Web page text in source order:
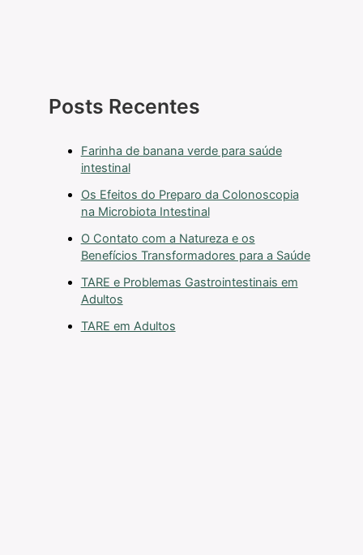
Posts Recentes
Farinha de banana verde para saúde
intestinal
Os Efeitos do Preparo da Colonoscopia
na Microbiota Intestinal
O Contato com a Natureza e os
Benefícios Transformadores para a Saúde
TARE e Problemas Gastrointestinais em
Adultos
TARE em Adultos